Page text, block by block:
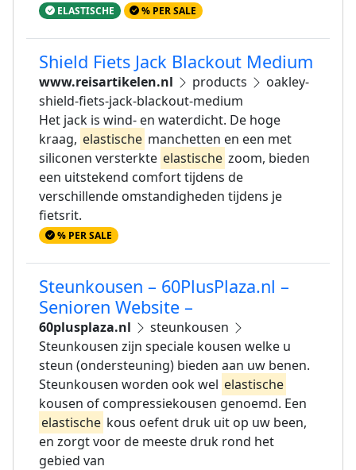
ELASTISCHE % PER SALE
Shield Fiets Jack Blackout Medium
www.reisartikelen.nl products
oakley-
shield-fiets-jack-blackout-medium
Het jack is wind- en waterdicht. De hoge
kraag, elastische manchetten en een met
siliconen versterkte elastische zoom, bieden
een uitstekend comfort tijdens de
verschillende omstandigheden tijdens je
fietsrit.
% PER SALE
Steunkousen – 60PlusPlaza.nl –
Senioren Website –
60plusplaza.nl
steunkousen
Steunkousen zijn speciale kousen welke u
steun (ondersteuning) bieden aan uw benen.
Steunkousen worden ook wel elastische
kousen of compressiekousen genoemd. Een
elastische kous oefent druk uit op uw been,
en zorgt voor de meeste druk rond het
gebied van